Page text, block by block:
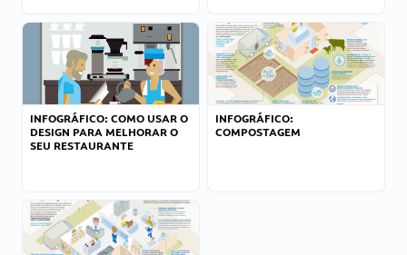
INFOGRÁFICO: COMO USAR O
DESIGN PARA MELHORAR O
SEU RESTAURANTE
INFOGRÁFICO:
COMPOSTAGEM